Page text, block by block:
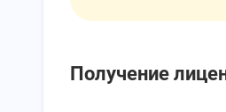
Получение